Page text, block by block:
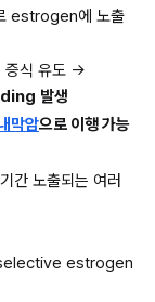
estrogen에 노출
증식 유도 →
발생
막암으로 이행 가능
노출되는 여러
selective estrogen